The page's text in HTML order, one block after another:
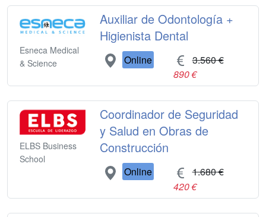
Esneca Medical
& Science
Auxiliar de Odontología +
Higienista Dental
Online
3.560 €
890 €
ELBS Business
School
Coordinador de Seguridad
y Salud en Obras de
Construcción
Online
1.680 €
420 €